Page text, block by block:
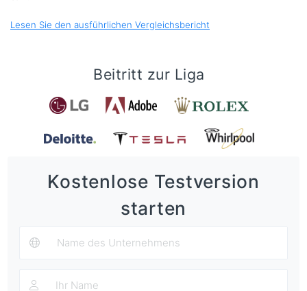
Lesen Sie den ausführlichen Vergleichsbericht
Beitritt zur Liga
Kostenlose Testversion
starten